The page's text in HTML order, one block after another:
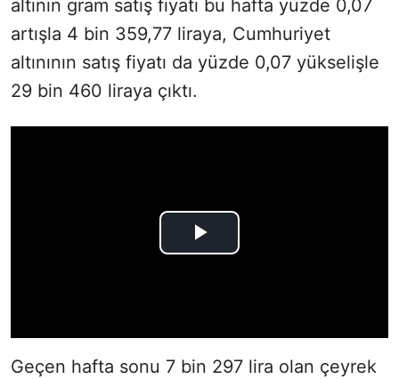
altının gram satış fiyatı bu hafta yüzde 0,07
artışla 4 bin 359,77 liraya, Cumhuriyet
altınının satış fiyatı da yüzde 0,07 yükselişle
29 bin 460 liraya çıktı.
Geçen hafta sonu 7 bin 297 lira olan çeyrek